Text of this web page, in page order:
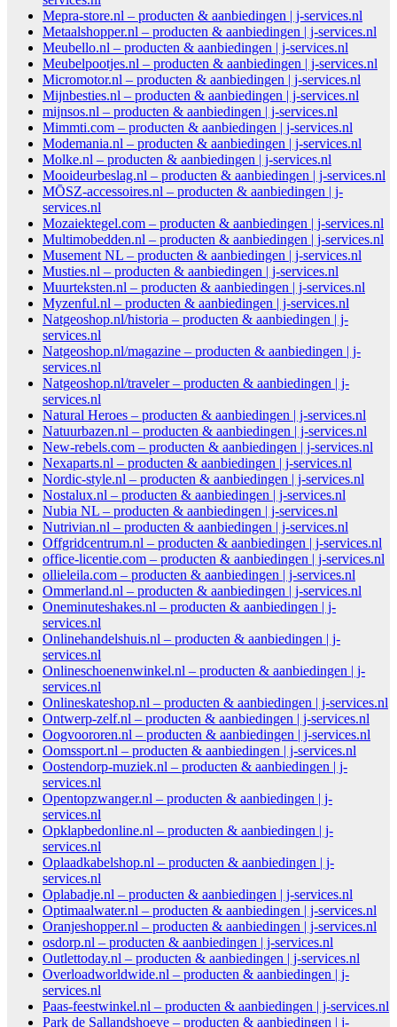
Mepra-store.nl – producten & aanbiedingen | j-services.nl
Metaalshopper.nl – producten & aanbiedingen | j-services.nl
Meubello.nl – producten & aanbiedingen | j-services.nl
Meubelpootjes.nl – producten & aanbiedingen | j-services.nl
Micromotor.nl – producten & aanbiedingen | j-services.nl
Mijnbesties.nl – producten & aanbiedingen | j-services.nl
mijnsos.nl – producten & aanbiedingen | j-services.nl
Mimmti.com – producten & aanbiedingen | j-services.nl
Modemania.nl – producten & aanbiedingen | j-services.nl
Molke.nl – producten & aanbiedingen | j-services.nl
Mooideurbeslag.nl – producten & aanbiedingen | j-services.nl
MŌSZ-accessoires.nl – producten & aanbiedingen | j-
services.nl
Mozaiektegel.com – producten & aanbiedingen | j-services.nl
Multimobedden.nl – producten & aanbiedingen | j-services.nl
Musement NL – producten & aanbiedingen | j-services.nl
Musties.nl – producten & aanbiedingen | j-services.nl
Muurteksten.nl – producten & aanbiedingen | j-services.nl
Myzenful.nl – producten & aanbiedingen | j-services.nl
Natgeoshop.nl/historia – producten & aanbiedingen | j-
services.nl
Natgeoshop.nl/magazine – producten & aanbiedingen | j-
services.nl
Natgeoshop.nl/traveler – producten & aanbiedingen | j-
services.nl
Natural Heroes – producten & aanbiedingen | j-services.nl
Natuurbazen.nl – producten & aanbiedingen | j-services.nl
New-rebels.com – producten & aanbiedingen | j-services.nl
Nexaparts.nl – producten & aanbiedingen | j-services.nl
Nordic-style.nl – producten & aanbiedingen | j-services.nl
Nostalux.nl – producten & aanbiedingen | j-services.nl
Nubia NL – producten & aanbiedingen | j-services.nl
Nutrivian.nl – producten & aanbiedingen | j-services.nl
Offgridcentrum.nl – producten & aanbiedingen | j-services.nl
office-licentie.com – producten & aanbiedingen | j-services.nl
ollieleila.com – producten & aanbiedingen | j-services.nl
Ommerland.nl – producten & aanbiedingen | j-services.nl
Oneminuteshakes.nl – producten & aanbiedingen | j-
services.nl
Onlinehandelshuis.nl – producten & aanbiedingen | j-
services.nl
Onlineschoenenwinkel.nl – producten & aanbiedingen | j-
services.nl
Onlineskateshop.nl – producten & aanbiedingen | j-services.nl
Ontwerp-zelf.nl – producten & aanbiedingen | j-services.nl
Oogvoororen.nl – producten & aanbiedingen | j-services.nl
Oomssport.nl – producten & aanbiedingen | j-services.nl
Oostendorp-muziek.nl – producten & aanbiedingen | j-
services.nl
Opentopzwanger.nl – producten & aanbiedingen | j-
services.nl
Opklapbedonline.nl – producten & aanbiedingen | j-
services.nl
Oplaadkabelshop.nl – producten & aanbiedingen | j-
services.nl
Oplabadje.nl – producten & aanbiedingen | j-services.nl
Optimaalwater.nl – producten & aanbiedingen | j-services.nl
Oranjeshopper.nl – producten & aanbiedingen | j-services.nl
osdorp.nl – producten & aanbiedingen | j-services.nl
Outlettoday.nl – producten & aanbiedingen | j-services.nl
Overloadworldwide.nl – producten & aanbiedingen | j-
services.nl
Paas-feestwinkel.nl – producten & aanbiedingen | j-services.nl
Park de Sallandshoeve – producten & aanbiedingen | j-